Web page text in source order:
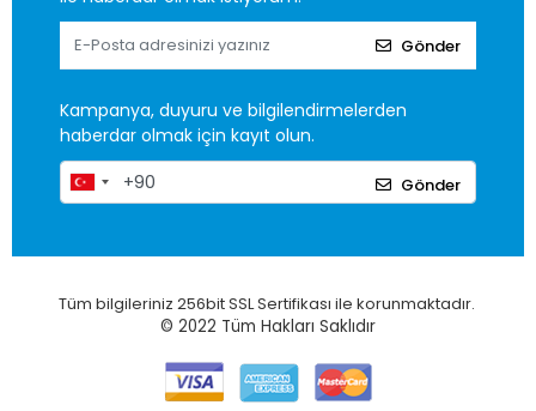
Gönder
Kampanya, duyuru ve bilgilendirmelerden
haberdar olmak için kayıt olun.
Gönder
Tüm bilgileriniz 256bit SSL Sertifikası ile korunmaktadır.
© 2022 Tüm Hakları Saklıdır